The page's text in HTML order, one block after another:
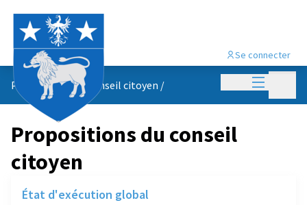
Menu
Se connecter
Propositions du conseil citoyen /
Propositions du conseil
citoyen
État d'exécution global